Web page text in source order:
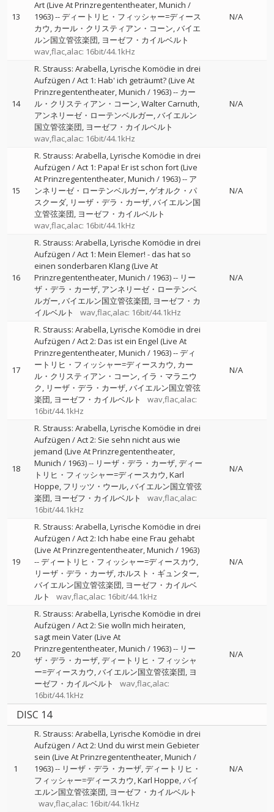
13
Art (Live At Prinzregententheater, Munich /
1963)--ディートリヒ・フィッシャー=ディース
カウ カール・クリスティアン・コーン バイエ
ルン国立管弦楽団 ヨーゼフ・カイルベルト
wav,flac,alac: 16bit/44.1kHz
N/A
14
R. Strauss: Arabella, Lyrische Komödie in drei
Aufzügen / Act 1: Hab' ich geträumt? (Live At
Prinzregententheater, Munich / 1963)-- カー
ル・クリスティアン・コーン Walter Carnuth
アンネリーゼ・ローテンベルガー バイエルン
国立管弦楽団 ヨーゼフ・カイルベルト
wav,flac,alac: 16bit/44.1kHz
N/A
15
R. Strauss: Arabella, Lyrische Komödie in drei
Aufzügen / Act 1: Papa! Er ist schon fort (Live
At Prinzregententheater, Munich / 1963)-- ア
ンネリーゼ・ローテンベルガー ゲオルク・パ
スクーダ リーザ・デラ・カーザ バイエルン国
立管弦楽団 ヨーゼフ・カイルベルト
wav,flac,alac: 16bit/44.1kHz
N/A
16
R. Strauss: Arabella, Lyrische Komödie in drei
Aufzügen / Act 1: Mein Elemer! - das hat so
einen sonderbaren Klang (Live At
Prinzregententheater, Munich / 1963)-- リー
ザ・デラ・カーザ アンネリーゼ・ローテンベ
ルガー バイエルン国立管弦楽団 ヨーゼフ・カ
イルベルト
wav,flac,alac: 16bit/44.1kHz
N/A
17
R. Strauss: Arabella, Lyrische Komödie in drei
Aufzügen / Act 2: Das ist ein Engel (Live At
Prinzregententheater, Munich / 1963)--ディ
ートリヒ・フィッシャー=ディースカウ カー
ル・クリスティアン・コーン イラ・マラニウ
ク
リーザ・デラ・カーザ バイエルン国立管弦
楽団 ヨーゼフ・カイルベルト
wav,flac,alac:
16bit/44.1kHz
N/A
18
R. Strauss: Arabella, Lyrische Komödie in drei
Aufzügen / Act 2: Sie sehn nicht aus wie
jemand (Live At Prinzregententheater,
Munich / 1963)-- リーザ・デラ・カーザ ディー
トリヒ・フィッシャー=ディースカウ Karl
Hoppe フリッツ・ウール バイエルン国立管弦
楽団 ヨーゼフ・カイルベルト
wav,flac,alac:
16bit/44.1kHz
N/A
19
R. Strauss: Arabella, Lyrische Komödie in drei
Aufzügen / Act 2: Ich habe eine Frau gehabt
(Live At Prinzregententheater, Munich / 1963)
--ディートリヒ・フィッシャー=ディースカウ
リーザ・デラ・カーザ ホルスト・ギュンター
バイエルン国立管弦楽団 ヨーゼフ・カイルベ
ルト
wav,flac,alac: 16bit/44.1kHz
N/A
20
R. Strauss: Arabella, Lyrische Komödie in drei
Aufzügen / Act 2: Sie wolln mich heiraten,
sagt mein Vater (Live At
Prinzregententheater, Munich / 1963)-- リー
ザ・デラ・カーザ ディートリヒ・フィッシャ
ー=ディースカウ バイエルン国立管弦楽団 ヨ
ーゼフ・カイルベルト
wav,flac,alac:
16bit/44.1kHz
N/A
DISC 14
1
R. Strauss: Arabella, Lyrische Komödie in drei
Aufzügen / Act 2: Und du wirst mein Gebieter
sein (Live At Prinzregententheater, Munich /
1963)-- リーザ・デラ・カーザ ディートリヒ・
フィッシャー=ディースカウ Karl Hoppe バイ
エルン国立管弦楽団 ヨーゼフ・カイルベルト
wav,flac,alac: 16bit/44.1kHz
N/A